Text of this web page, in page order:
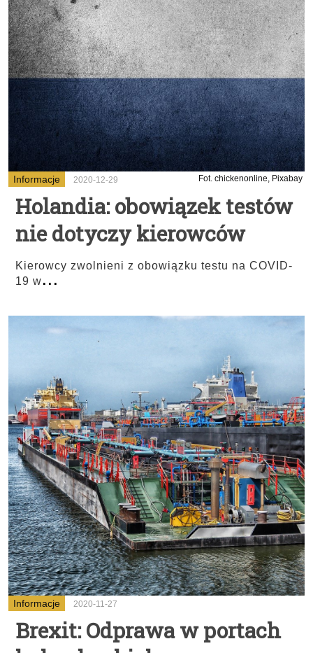
Informacje 2020-12-29 Fot. chickenonline, Pixabay
Holandia: obowiązek testów
nie dotyczy kierowców
Kierowcy zwolnieni z obowiązku testu na COVID-
19 w...
Informacje 2020-11-27
Brexit: Odprawa w portach